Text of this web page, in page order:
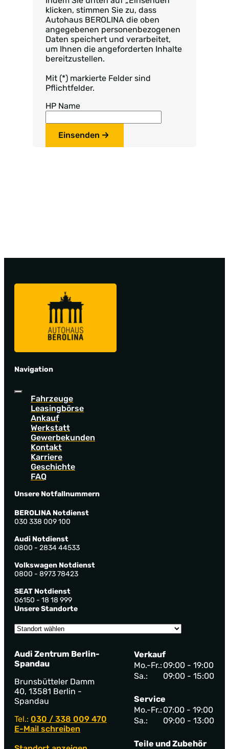
klicken, stimmen Sie zu, dass
Autohaus BEROLINA die oben
angegebenen personenbezogenen
Daten speichert und verarbeitet,
um Ihnen die angeforderten Inhalte
bereitzustellen.
Mit (*) markierte Felder sind
Pflichtfelder.
HP Name
Einsenden
Navigation
Fahrzeuge
Leasingbörse
Ankauf
Werkstatt
Gewerbekunden
Kontakt
Karriere
Geschichte
FAQ
Unsere Notfallnummern
BEROLINA Notdienst
030 338 009 100
Audi Notdienst
0800 - 2834 44533
Volkswagen Notdienst
0800 - 8973 78423
SEAT Notdienst
06150 - 18 18 999
Unsere Standorte
Audi Zentrum Berlin-
Spandau
Brunsbütteler Damm
40, 13581 Berlin -
Spandau
Tel.: 030 / 338 009 470
E-Mail schreiben
Verkauf
Mo.-Fr.: 09:00 - 19:00
Sa.:
09:00 - 15:00
Service
Mo.-Fr.: 07:00 - 19:00
Sa.:
09:00 - 13:00
Teile und Zubehör